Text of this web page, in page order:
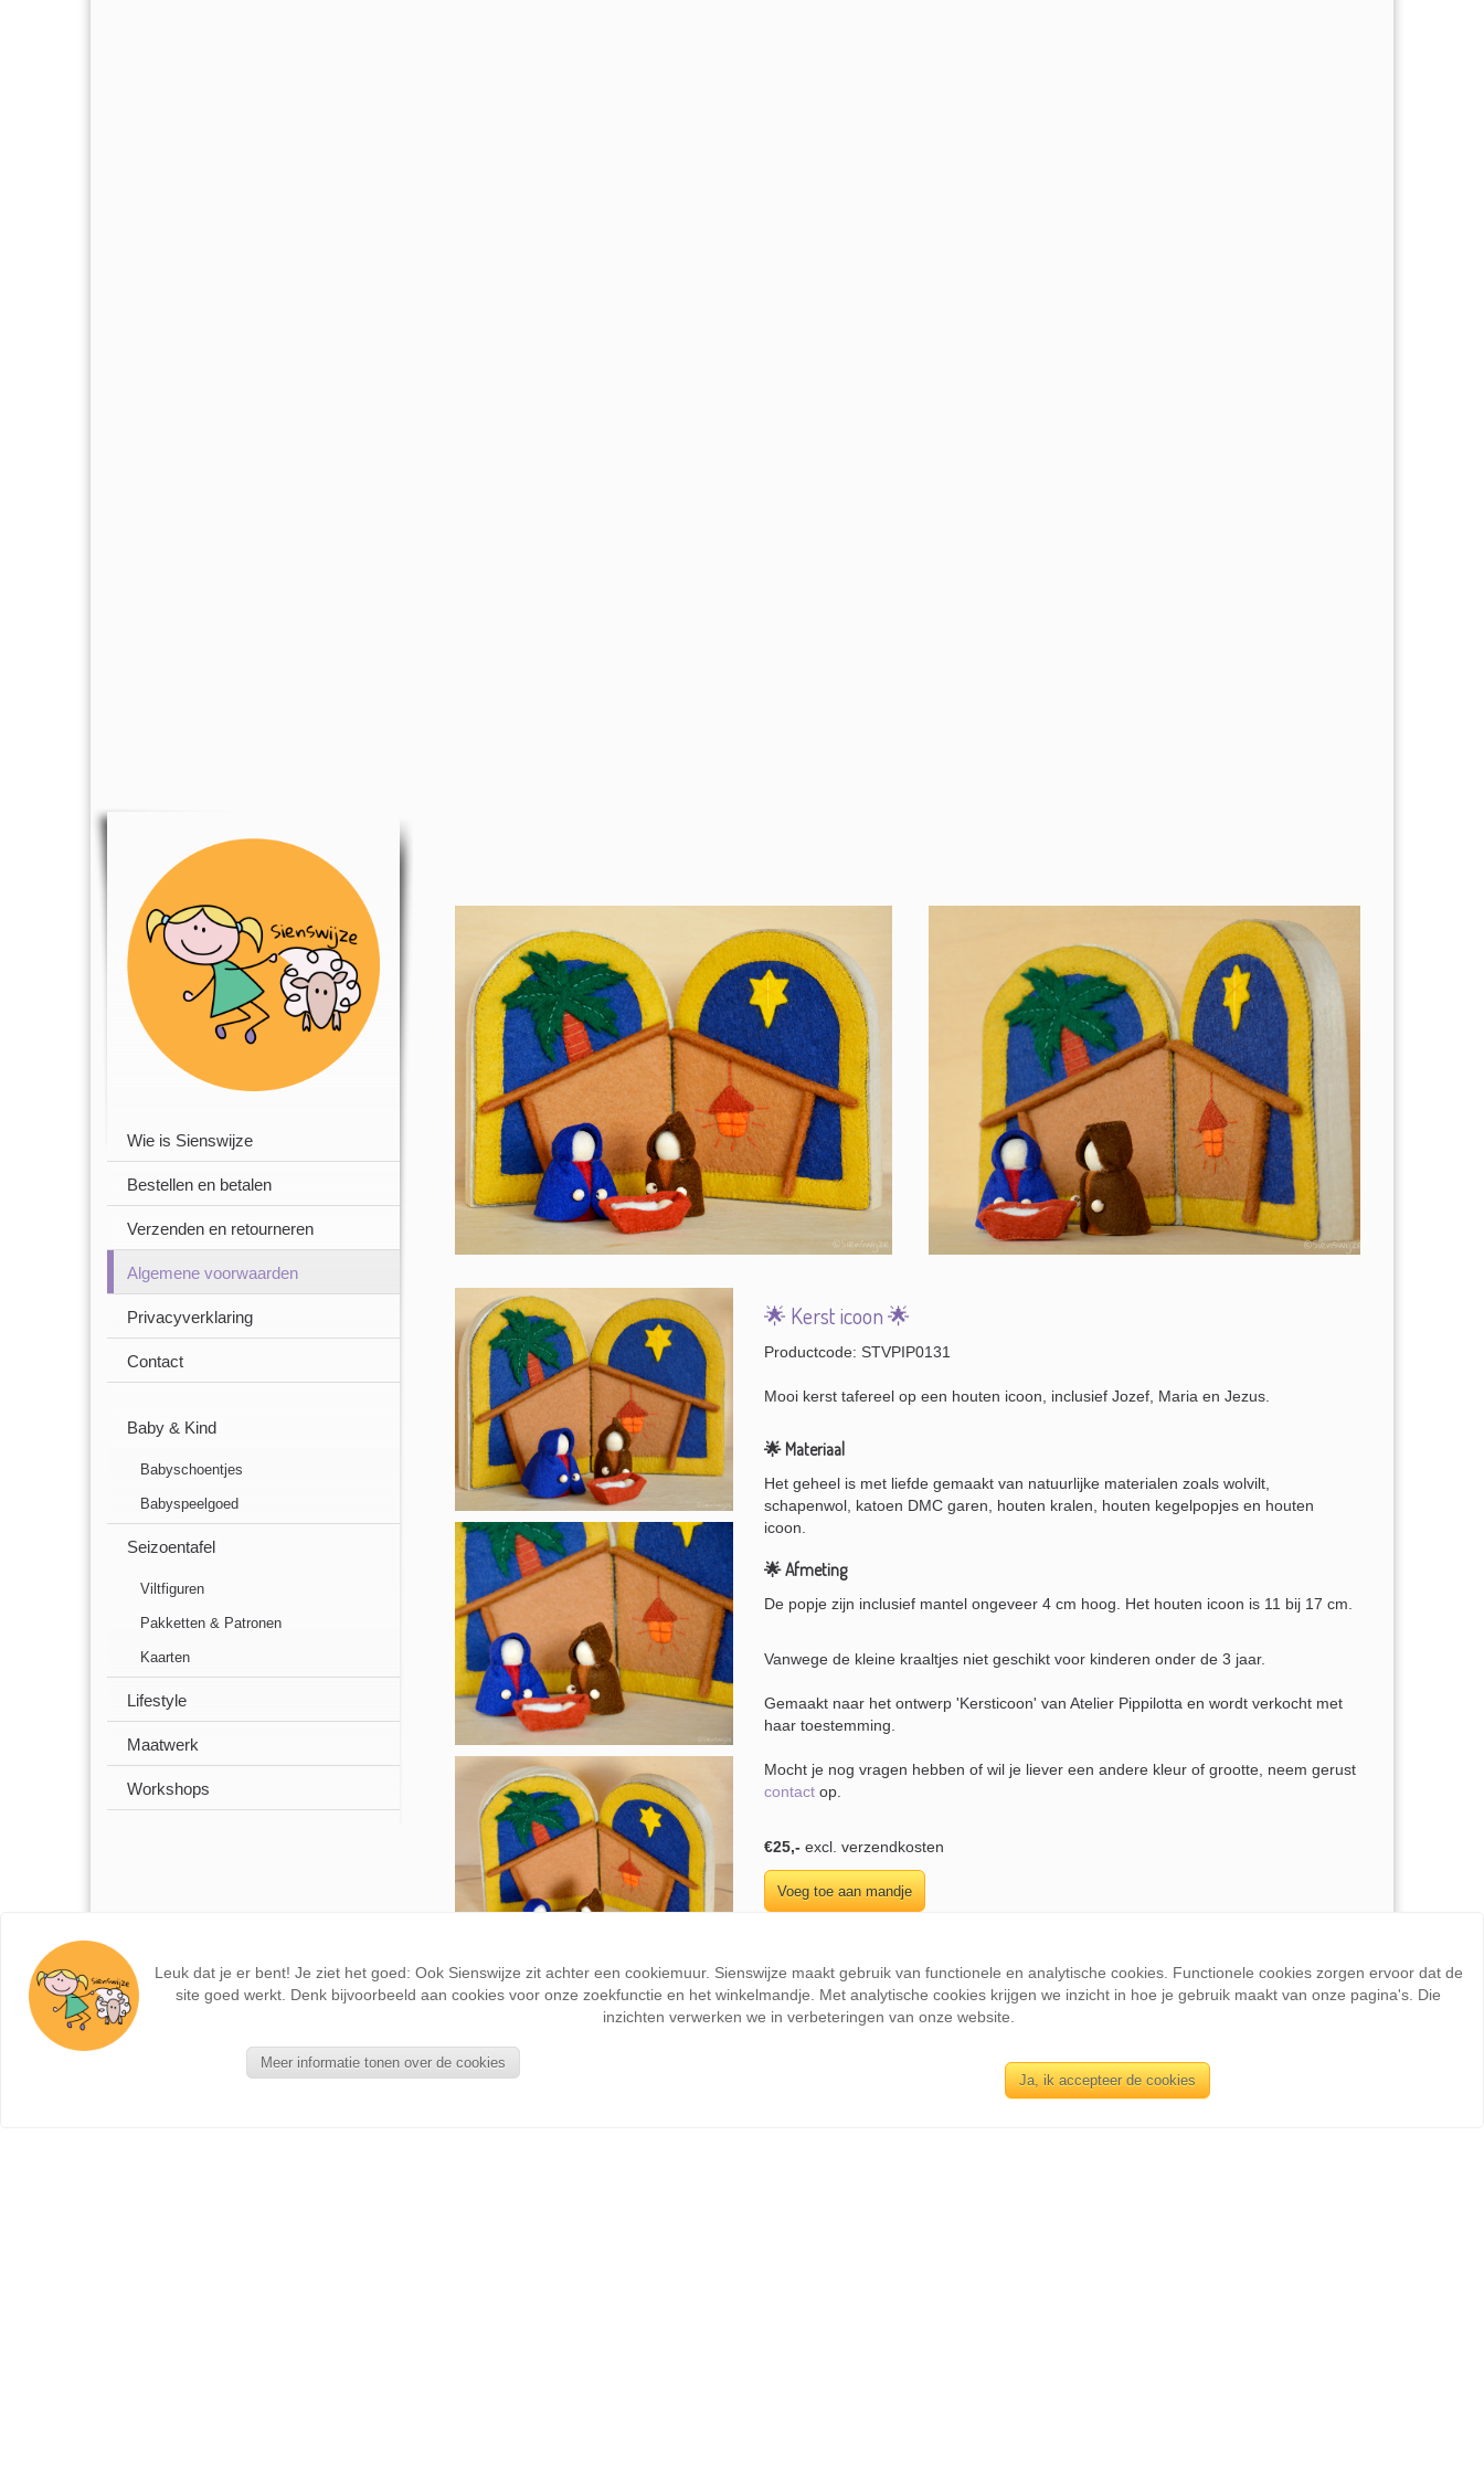
🌟 Kerst icoon 🌟
Productcode: STVPIP0131
Mooi kerst tafereel op een houten icoon, inclusief Jozef, Maria en Jezus.
🌟 Materiaal
Het geheel is met liefde gemaakt van natuurlijke materialen zoals wolvilt,
schapenwol, katoen DMC garen, houten kralen, houten kegelpopjes en houten
icoon.
🌟 Afmeting
De popje zijn inclusief mantel ongeveer 4 cm hoog. Het houten icoon is 11 bij 17 cm.
Vanwege de kleine kraaltjes niet geschikt voor kinderen onder de 3 jaar.
Gemaakt naar het ontwerp 'Kersticoon' van Atelier Pippilotta en wordt verkocht met
haar toestemming.
Mocht je nog vragen hebben of wil je liever een andere kleur of grootte, neem gerust
contact op.
€25,- excl. verzendkosten
Wie is Sienswijze
Bestellen en betalen
Verzenden en retourneren
Algemene voorwaarden
Privacyverklaring
Contact
Baby & Kind
Babyschoentjes
Babyspeelgoed
Seizoentafel
Viltfiguren
Pakketten & Patronen
Kaarten
Lifestyle
Maatwerk
Workshops
Leuk dat je er bent! Je ziet het goed: Ook Sienswijze zit achter een cookiemuur. Sienswijze maakt gebruik van functionele en analytische cookies. Functionele cookies zorgen ervoor dat de
site goed werkt. Denk bijvoorbeeld aan cookies voor onze zoekfunctie en het winkelmandje. Met analytische cookies krijgen we inzicht in hoe je gebruik maakt van onze pagina's. Die
inzichten verwerken we in verbeteringen van onze website.
Meer informatie tonen over de cookies
Ja, ik accepteer de cookies